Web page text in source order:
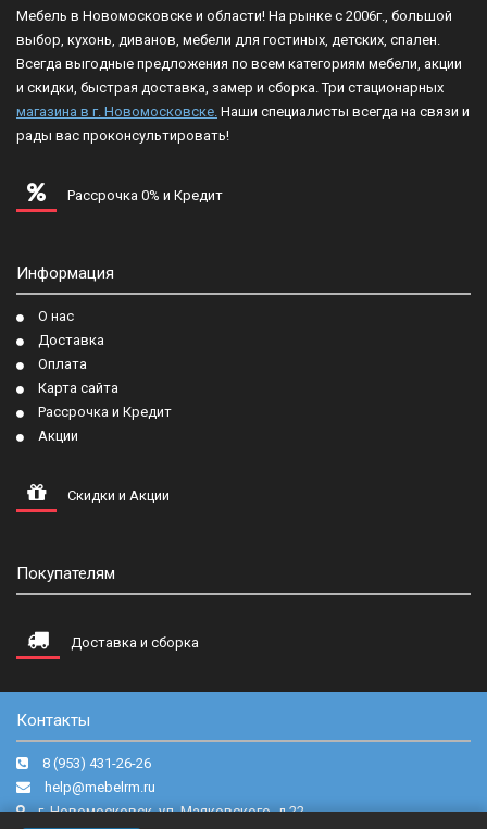
Мебель в Новомосковске и области! На рынке с 2006г., большой
выбор, кухонь, диванов, мебели для гостиных, детских, спален.
Всегда выгодные предложения по всем категориям мебели, акции
и скидки, быстрая доставка, замер и сборка. Три стационарных
магазина в г. Новомосковске. Наши специалисты всегда на связи и
рады вас проконсультировать!
Рассрочка 0% и Кредит
Информация
О нас
Доставка
Оплата
Карта сайта
Рассрочка и Кредит
Акции
Скидки и Акции
Покупателям
Доставка и сборка
Контакты
8 (953) 431-26-26
help@mebelrm.ru
г. Новомосковск, ул. Маяковского, д.22.